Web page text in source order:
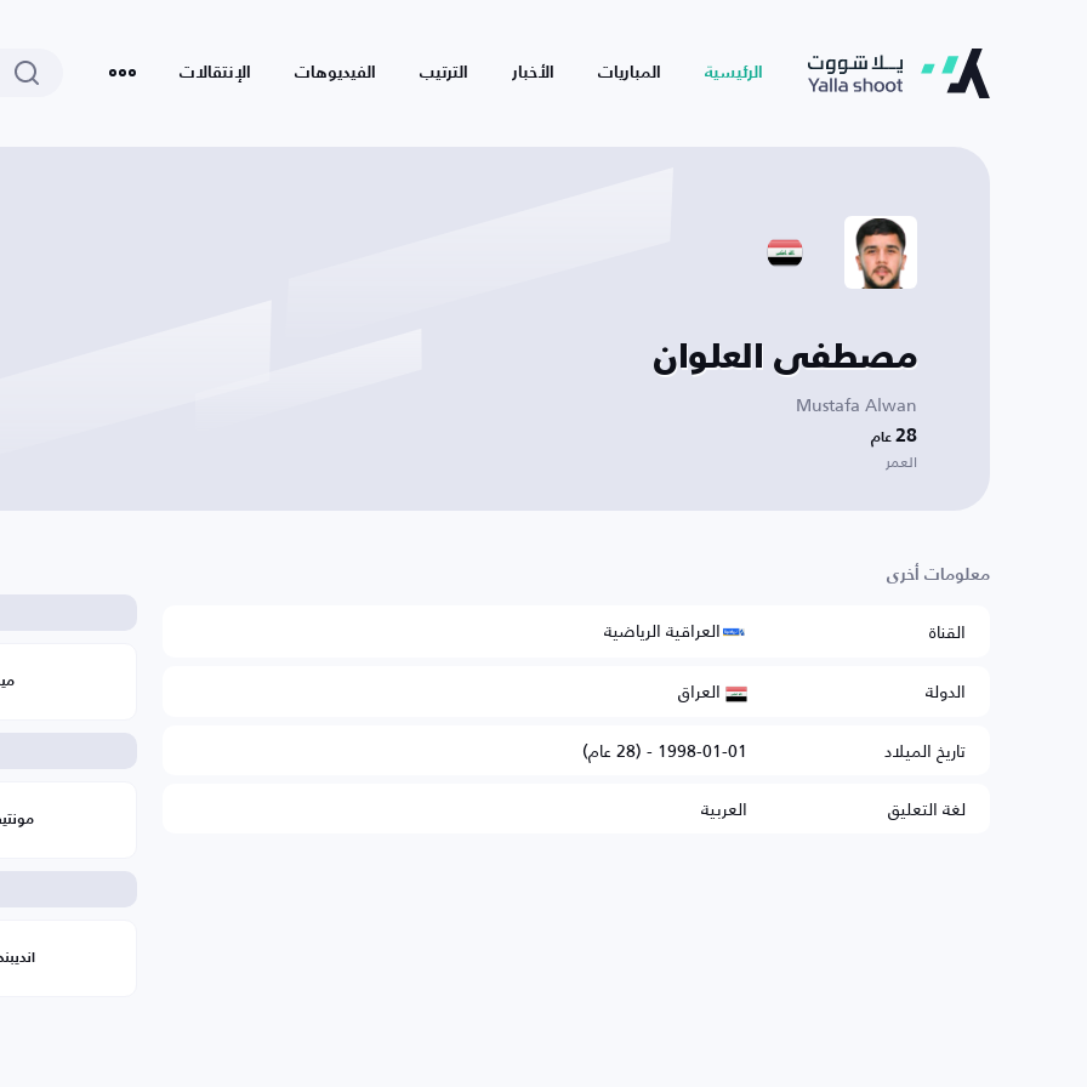
الرئيسية المباريات الأخبار الترتيب الفيديوهات الإنتقالات
مصطفى العلوان
Mustafa Alwan
28 عام
العمر
معلومات أخرى
القناة
العراقية الرياضية
الدولة
العراق
تاريخ الميلاد
1998-01-01 - (28 عام)
لغة التعليق
العربية